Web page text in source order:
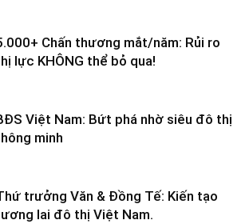
Chấn thương mắt/năm: Rủi ro
lực KHÔNG thể bỏ qua!
Việt Nam: Bứt phá nhờ siêu đô thị
minh
trưởng Văn & Đồng Tế: Kiến tạo
lai đô thị Việt Nam.